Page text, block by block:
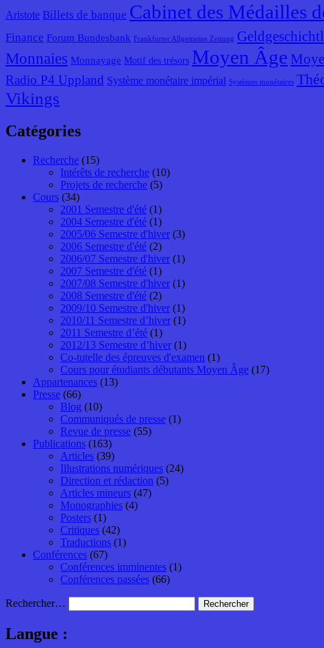
Aristote Billets de banque Cabinet des Médailles
Finance Forum Bundesbank Frankfurter Allgemeine Zeitung
Monnaies Monnayage Motif des trésors Moyen Âge
Radio P4 Uppland Système monétaire impérial Systèmes monétaires
Vikings
Catégories
Recherche (15)
Intérêts de recherche (10)
Projets de recherche (5)
Cours (34)
2001 Semestre d'été (1)
2004 Semestre d'été (1)
2005/06 Semestre d'hiver (3)
2006 Semestre d'été (2)
2006/07 Semestre d'hiver (1)
2007 Semestre d'été (1)
2007/08 Semestre d'hiver (1)
2008 Semestre d'été (2)
2009/10 Semestre d'hiver (1)
2010/11 Semestre d’hiver (1)
2011 Semestre d’été (1)
2012/13 Semestre d’hiver (1)
Co-tutelle des épreuves d'examen (1)
Cours pour étudiants débutants Moyen Âge (17)
Appartenances (13)
Presse (66)
Blog (10)
Communiqués de presse (1)
Revue de presse (55)
Publications (163)
Articles (39)
Illustrations numériques (24)
Direction et rédaction (5)
Articles mineurs (47)
Monographies (4)
Posters (1)
Critiques (42)
Traductions (1)
Conférences (67)
Conférences imminentes (1)
Conférences passées (66)
Rechercher…
Langue :